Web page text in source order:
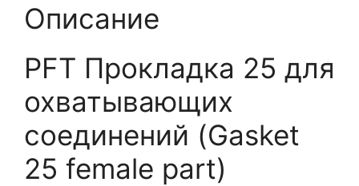
Описание
PFT Прокладка 25 для
охватывающих
соединений (Gasket
25 female part)